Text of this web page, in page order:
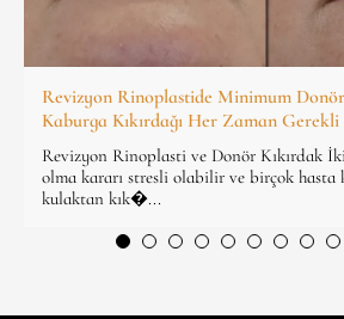
Revizyon Rinoplastide Minimum Donör
Kaburga Kıkırdağı Her Zaman Gerekli
Revizyon Rinoplasti ve Donör Kıkırdak
olma kararı stresli olabilir ve birçok hasta
kulaktan kık�...